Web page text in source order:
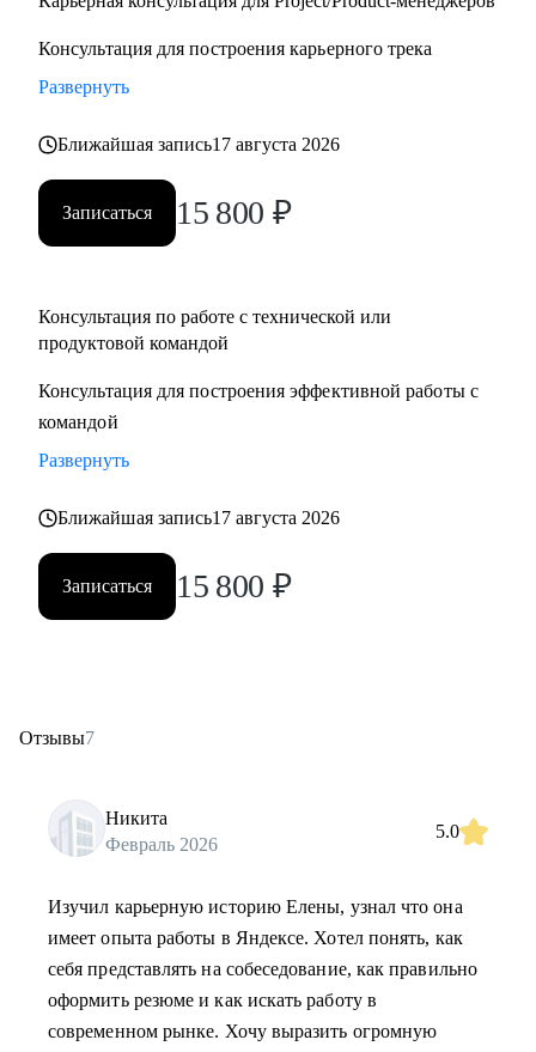
Консультация для построения карьерного трека
Развернуть
Ближайшая запись17 августа 2026
Записаться 15 800 ₽
Консультация по работе с технической или
продуктовой командой
Консультация для построения эффективной работы с
командой
Развернуть
Ближайшая запись17 августа 2026
Записаться 15 800 ₽
Отзывы7
Никита
Февраль 2026
5.0
Изучил карьерную историю Елены, узнал что она
имеет опыта работы в Яндексе. Хотел понять, как
себя представлять на собеседование, как правильно
оформить резюме и как искать работу в
современном рынке. Хочу выразить огромную